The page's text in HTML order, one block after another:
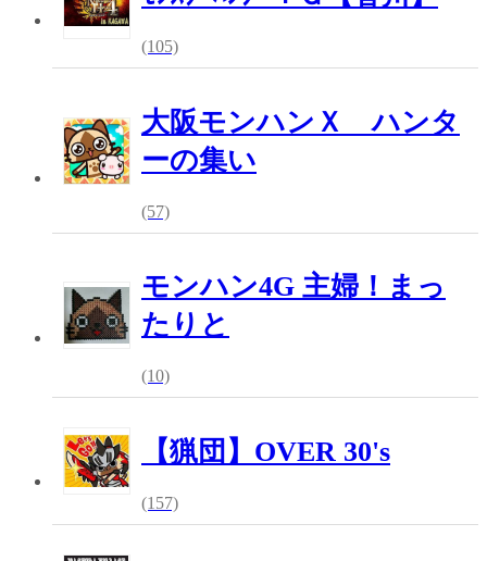
(105)
大阪モンハンＸ ハンタ
ーの集い
(57)
モンハン4G 主婦！まっ
たりと
(10)
【猟団】OVER 30's
(157)